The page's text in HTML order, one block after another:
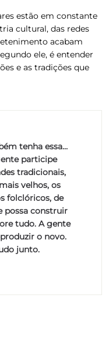
estão em constante
cultural, das redes
acabam
ele, é entender
e as tradições que
tenha essa…
participe
tradicionais,
velhos, os
folclóricos, de
possa construir
tudo. A gente
o novo.
junto.